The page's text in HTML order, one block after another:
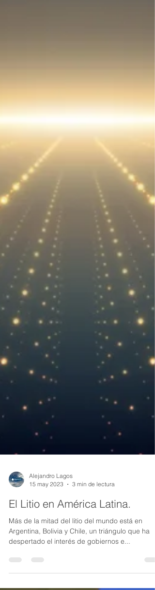
15 may 2023
3 min de lectura
El Litio en América Latina.
Más de la mitad del litio del mundo está en
despertado el interés de gobiernos e...